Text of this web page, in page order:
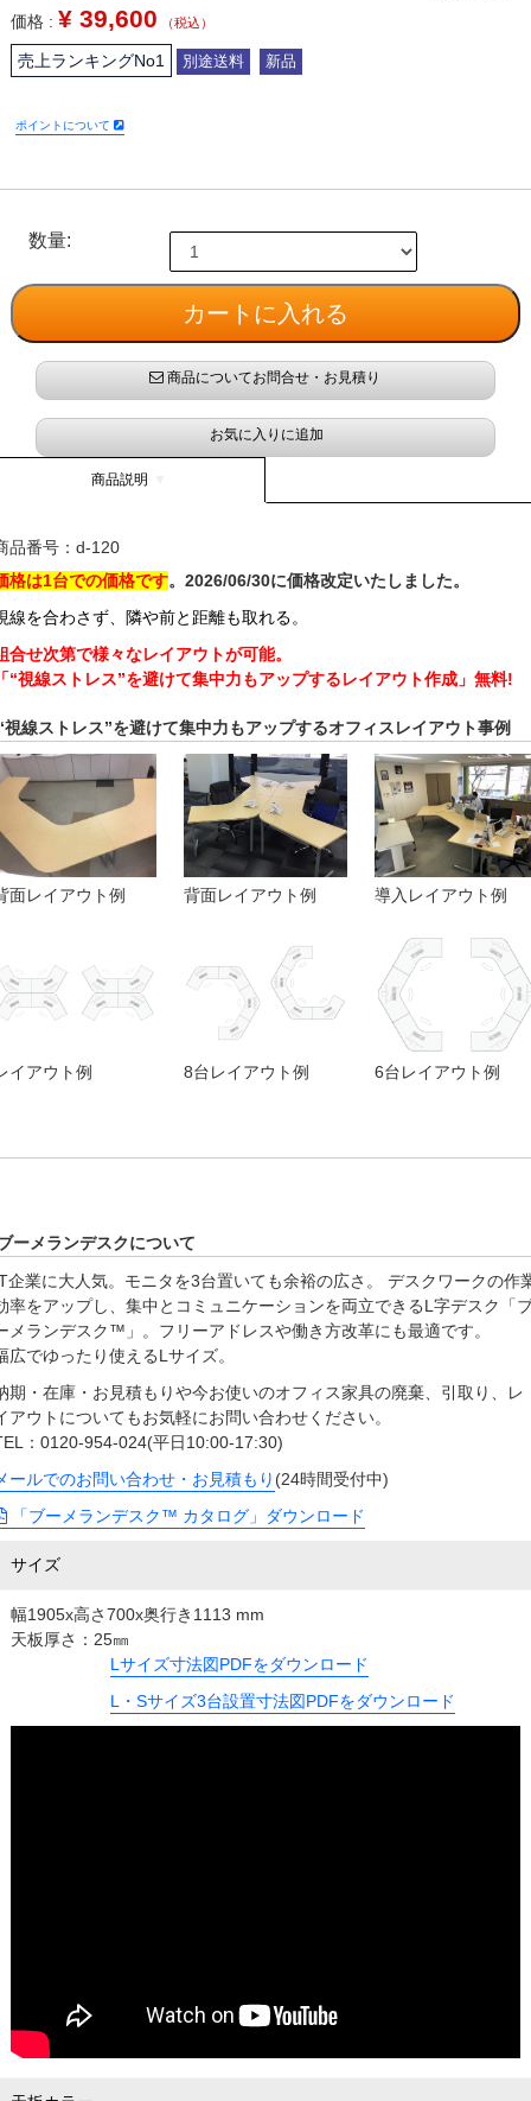
価格 : ¥ 39,600 （税込）
売上ランキングNo1 別途送料 新品
ポイントについて
数量:
商品についてお問合せ・お見積り
お気に入りに追加
商品説明
品番号： d-120
格は1台での価格です。 2026/06/30に価格改定いたしました。
線を合わさず、隣や前と距離も取れる。
合せ次第で様々なレイアウトが可能。
“視線ストレス”を避けて集中力もアップするレイアウト作成」無料!
視線ストレス”を避けて集中力もアップするオフィスレイアウト事例
面レイアウト例 背面レイアウト例 導入レイアウト例
イアウト例 8台レイアウト例 6台レイアウト例
ーメランデスクについて
企業に大人気。モニタを3台置いても余裕の広さ。 デスクワークの作
率をアップし、集中とコミュニケーションを両立できるL字デスク「
メランデスク™」。フリーアドレスや働き方改革にも最適です。
広でゆったり使えるLサイズ。
期・在庫・お見積もりや今お使いのオフィス家具の廃棄、引取り、レ
アウトについてもお気軽にお問い合わせください。
：0120-954-024(平日10:00-17:30)
ールでのお問い合わせ・お見積もり (24時間受付中)
「ブーメランデスク™ カタログ」ダウンロード
サイズ
幅1905x高さ700x奥行き1113 mm
天板厚さ：25㎜
Lサイズ寸法図PDFをダウンロード
L・Sサイズ3台設置寸法図PDFをダウンロード